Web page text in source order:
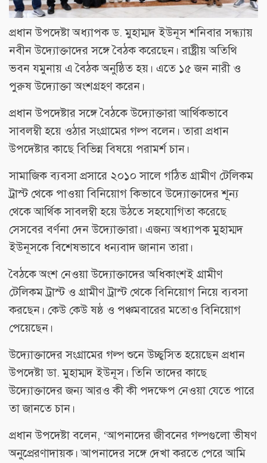
প্রধান উপদেষ্টা অধ্যাপক ড. মুহাম্মদ ইউনূস শনিবার সন্ধ্যায়
নবীন উদ্যোক্তাদের সঙ্গে বৈঠক করেছেন। রাষ্ট্রীয় অতিথি
ভবন যমুনায় এ বৈঠক অনুষ্ঠিত হয়। এতে ১৫ জন নারী ও
পুরুষ উদ্যোক্তা অংশগ্রহণ করেন।
প্রধান উপদেষ্টার সঙ্গে বৈঠকে উদ্যোক্তারা আর্থিকভাবে
সাবলম্বী হয়ে ওঠার সংগ্রামের গল্প বলেন। তারা প্রধান
উপদেষ্টার কাছে বিভিন্ন বিষয়ে পরামর্শ চান।
সামাজিক ব্যবসা প্রসারে ২০১০ সালে গঠিত গ্রামীণ টেলিকম
ট্রাস্ট থেকে পাওয়া বিনিয়োগ কিভাবে উদ্যোক্তাদের শূন্য
থেকে আর্থিক সাবলম্বী হয়ে উঠতে সহযোগিতা করেছে
সেসবের বর্ণনা দেন উদ্যোক্তারা। এজন্য অধ্যাপক মুহাম্মদ
ইউনূসকে বিশেষভাবে ধন্যবাদ জানান তারা।
বৈঠকে অংশ নেওয়া উদ্যোক্তাদের অধিকাংশই গ্রামীণ
টেলিকম ট্রাস্ট ও গ্রামীণ ট্রাস্ট থেকে বিনিয়োগ নিয়ে ব্যবসা
করছেন। কেউ কেউ ষষ্ঠ ও পঞ্চমবারের মতোও বিনিয়োগ
পেয়েছেন।
উদ্যোক্তাদের সংগ্রামের গল্প শুনে উচ্ছ্বসিত হয়েছেন প্রধান
উপদেষ্টা ডা. মুহাম্মদ ইউনূস। তিনি তাদের কাছে
উদ্যোক্তাদের জন্য আরও কী কী পদক্ষেপ নেওয়া যেতে পারে
তা জানতে চান।
প্রধান উপদেষ্টা বলেন, ‘আপনাদের জীবনের গল্পগুলো ভীষণ
অনুপ্রেরণাদায়ক। আপনাদের সঙ্গে দেখা করতে পেরে আমি